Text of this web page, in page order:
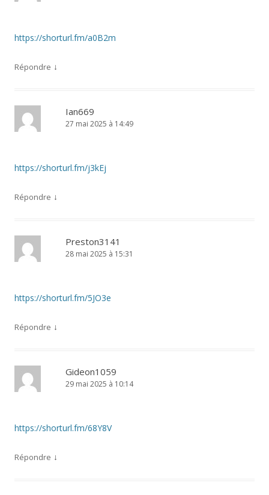
https://shorturl.fm/a0B2m
Répondre ↓
Ian669
27 mai 2025 à 14:49
https://shorturl.fm/j3kEj
Répondre ↓
Preston3141
28 mai 2025 à 15:31
https://shorturl.fm/5JO3e
Répondre ↓
Gideon1059
29 mai 2025 à 10:14
https://shorturl.fm/68Y8V
Répondre ↓